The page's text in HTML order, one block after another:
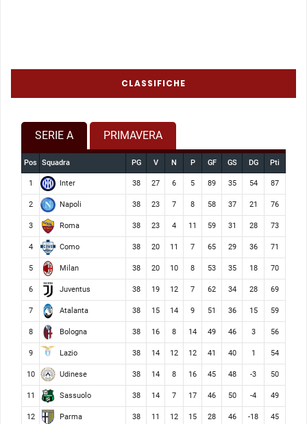
CLASSIFICHE
SERIE A PRIMAVERA
Pos Squadra PG V N P GF GS DG Pti
1 Inter 38 27 6 5 89 35 54 87
2 Napoli 38 23 7 8 58 37 21 76
3 Roma 38 23 4 11 59 31 28 73
4 Como 38 20 11 7 65 29 36 71
5 Milan 38 20 10 8 53 35 18 70
6 Juventus 38 19 12 7 62 34 28 69
7 Atalanta 38 15 14 9 51 36 15 59
8 Bologna 38 16 8 14 49 46 3 56
9 Lazio 38 14 12 12 41 40 1 54
10 Udinese 38 14 8 16 45 48 -3 50
11 Sassuolo 38 14 7 17 46 50 -4 49
12 Parma 38 11 12 15 28 46 -18 45